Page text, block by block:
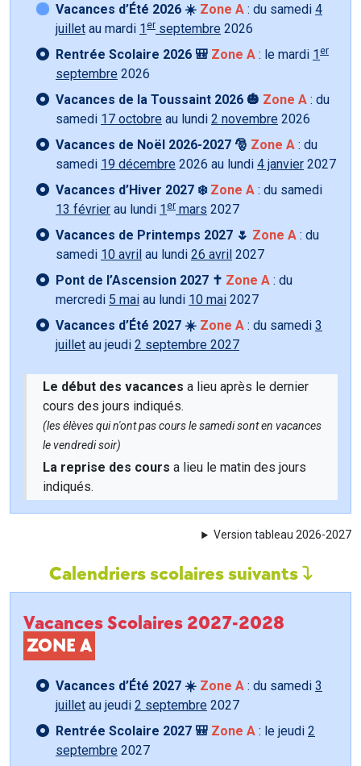
Vacances d’Été 2026 ☀️ Zone A : du samedi 4
juillet au mardi 1 er septembre 2026
Rentrée Scolaire 2026 🎒 Zone A : le mardi 1 er
septembre 2026
Vacances de la Toussaint 2026 🎃 Zone A : du
samedi 17 octobre au lundi 2 novembre 2026
Vacances de Noël 2026-2027 🎅 Zone A : du
samedi 19 décembre 2026 au lundi 4 janvier 2027
Vacances d’Hiver 2027 ❄️ Zone A : du samedi
13 février au lundi 1 er mars 2027
Vacances de Printemps 2027 🌷 Zone A : du
samedi 10 avril au lundi 26 avril 2027
Pont de l’Ascension 2027 ✝️ Zone A : du
mercredi 5 mai au lundi 10 mai 2027
Vacances d’Été 2027 ☀️ Zone A : du samedi 3
juillet au jeudi 2 septembre 2027
Le début des vacances a lieu après le dernier
cours des jours indiqués.
(les élèves qui n'ont pas cours le samedi sont en vacances
le vendredi soir)
La reprise des cours a lieu le matin des jours
indiqués.
Version tableau 2026-2027
Calendriers scolaires suivants
Vacances Scolaires 2027-2028
ZONE A
Vacances d’Été 2027 ☀️ Zone A : du samedi 3
juillet au jeudi 2 septembre 2027
Rentrée Scolaire 2027 🎒 Zone A : le jeudi 2
septembre 2027